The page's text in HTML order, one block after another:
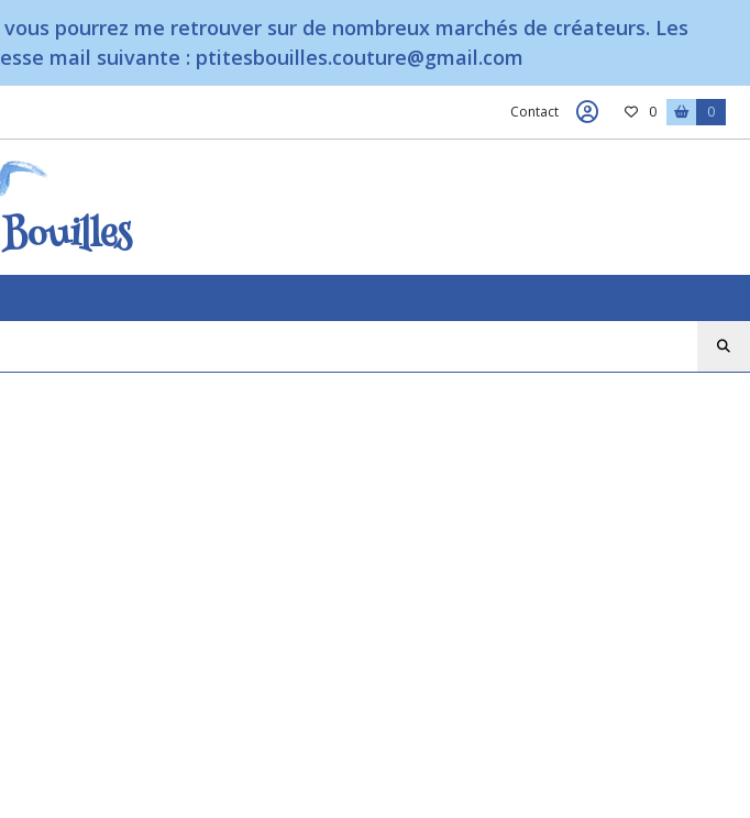
pourrez me retrouver sur de nombreux marchés de créateurs. Les
mail suivante : ptitesbouilles.couture@gmail.com
Contact 0 0